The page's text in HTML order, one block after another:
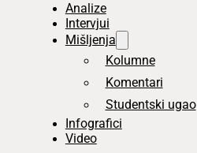
Analize
Intervjui
Mišljenja
Kolumne
Komentari
Studentski ugao
Infografici
Video